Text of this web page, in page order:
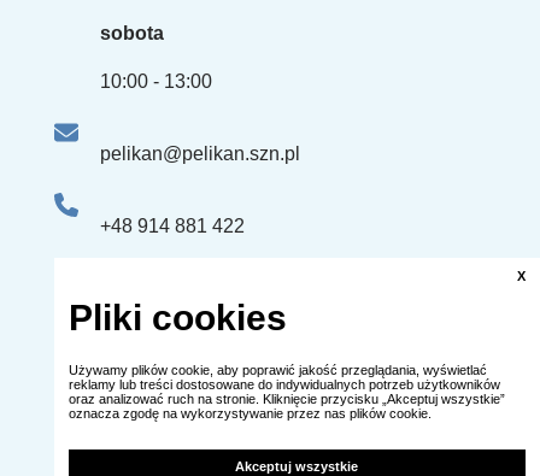
sobota
10:00 - 13:00
pelikan@pelikan.szn.pl
+48 914 881 422
(dawna ulica Obrońców Stalingradu)
X
Pliki cookies
Używamy plików cookie, aby poprawić jakość przeglądania, wyświetlać
reklamy lub treści dostosowane do indywidualnych potrzeb użytkowników
oraz analizować ruch na stronie. Kliknięcie przycisku „Akceptuj wszystkie”
oznacza zgodę na wykorzystywanie przez nas plików cookie.
Akceptuj wszystkie